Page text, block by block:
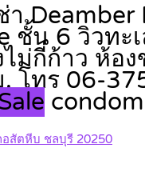
า Deamber
ชั้น 6 วิวทะ
ไม่กี่ก้าว ห้อ
โทร 06-
อสัตหีบ ชลบุรี 20250